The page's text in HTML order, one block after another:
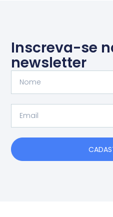
Inscreva-se
newsletter